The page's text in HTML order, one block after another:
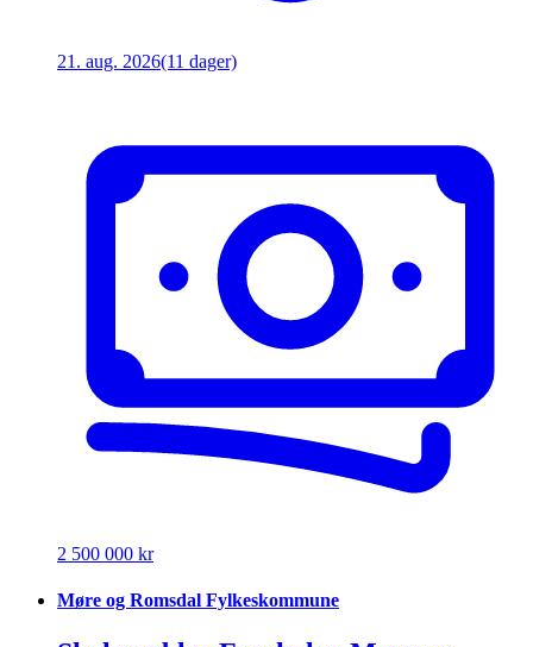
21. aug. 2026(11 dager)
2 500 000 kr
Møre og Romsdal Fylkeskommune